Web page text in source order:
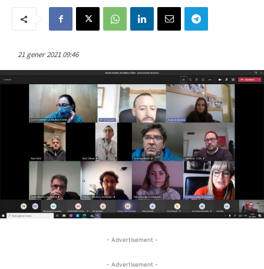
21 gener 2021 09:46
- Advertisement -
- Advertisement -